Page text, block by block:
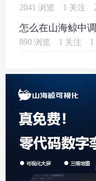
2041 浏览 1 关注
怎么在山海鲸中
890 浏览 1 关注